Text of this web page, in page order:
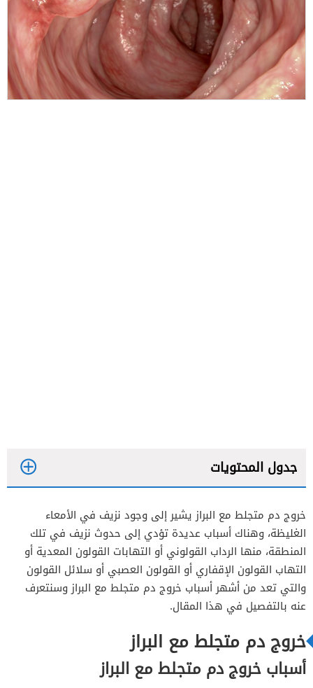
جدول المحتويات
أسباب خروج دم متجلط مع البراز
أعراض سلائل القولون
علاج سلائل القولون
طرق تجنب سلائل القولون
خروج دم متجلط مع البراز يشير إلى وجود نزيف في الأمعاء
الغليظة، وهناك أسباب عديدة تؤدي إلى حدوث نزيف في تلك
المنطقة، منها الرداب القولوني أو التهابات القولون المعدية أو
التهاب القولون الإقفاري أو القولون العصبي أو سلائل القولون
والتي تعد من أشهر أسباب خروج دم متجلط مع البراز وسنتعرف
عنه بالتفصيل في هذا المقال.
خروج دم متجلط مع البراز
أسباب خروج دم متجلط مع البراز